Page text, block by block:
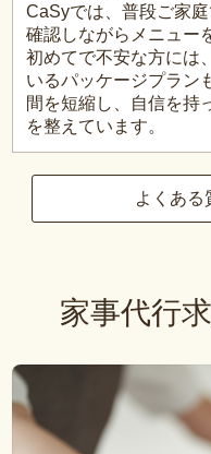
CaSyでは、普段ご家
確認しながらメニュー
初めてで不安な方には
いるパッケージプラン
間を短縮し、自信を持
を整えています。
よくある
家事代行